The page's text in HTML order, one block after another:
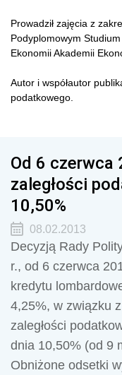
Prowadził zajęcia z
Podyplomowym
Ekonomii Akademii
Autor i współautor
podatkowego.
Od 6 czerwca
zaległości
10,50%
08.02.2013
Decyzją Rady
r., od 6 czerwca
kredytu
4,25%, w związku
zaległości
dnia 10,50% (od 9
Obniżone odsetki